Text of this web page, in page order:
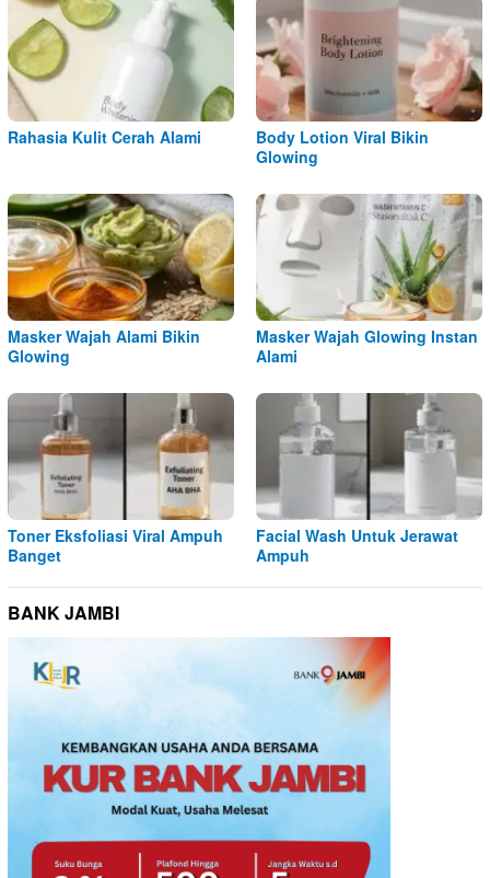
Rahasia Kulit Cerah Alami
Body Lotion Viral Bikin
Glowing
Masker Wajah Alami Bikin
Glowing
Masker Wajah Glowing Instan
Alami
Toner Eksfoliasi Viral Ampuh
Banget
Facial Wash Untuk Jerawat
Ampuh
BANK JAMBI